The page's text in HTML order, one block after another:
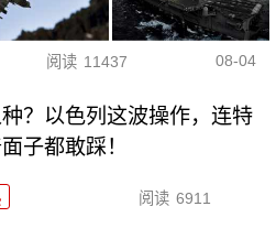
阅读 11437 08-04
？以色列这波操作，连特
子都敢踩！
阅读 6911